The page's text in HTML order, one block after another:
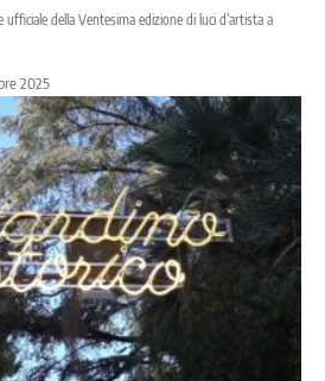
ufficiale della Ventesima edizione di luci d’artista a
2025